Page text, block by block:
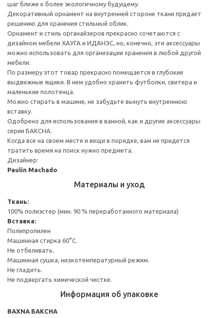
шаг ближе к более экологичному будущему.
Декоративный орнамент на внутренней стороне ткани придает
решению для хранения стильный облик.
Орнамент и стиль органайзеров прекрасно сочетаются с
дизайном мебели ХАУГА и ИДАНЭС, но, конечно, эти аксессуары
можно использовать для организации хранения в любой другой
мебели.
По размеру этот товар прекрасно помещается в глубокие
выдвижные ящики. В нем удобно хранить футболки, свитера и
маленькие полотенца.
Можно стирать в машине, не забудьте вынуть внутреннюю
вставку.
Одобрено для использования в ванной, как и другие аксессуары
серии БАКСНА.
Когда все на своем месте и вещи в порядке, вам не придется
тратить время на поиск нужно предмета.
Дизайнер:
Paulin Machado
Материалы и уход
Ткань:
100% полиэстер (мин. 90 % переработанного материала)
Вставка:
Полипропилен
Машинная стирка 60°С.
Не отбеливать.
Машинная сушка, низкотемпературный режим.
Не гладить.
Не подвергать химической чистке.
Информация об упаковке
BAXNA БАКСНА